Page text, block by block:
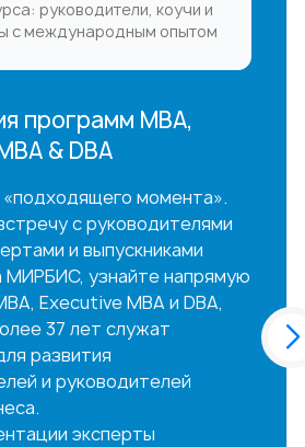
руководители, коучи и
с международным опытом
программ MBA,
& DBA
момента».
с руководителями
и выпускниками
МИРБИС, узнайте напрямую
Executive MBA и DBA,
37 лет служат
развития
и руководителей
эксперты